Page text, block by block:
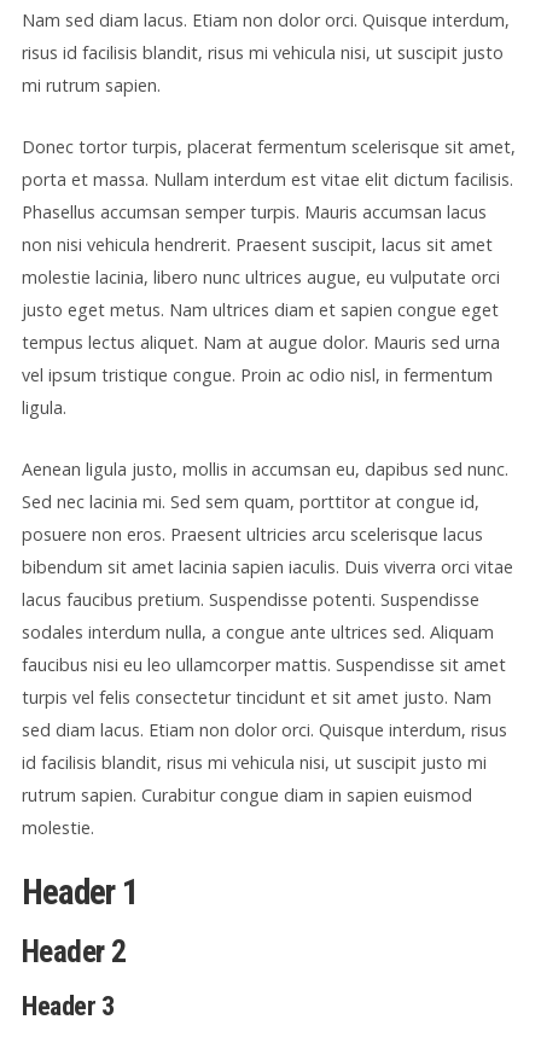
Nam sed diam lacus. Etiam non dolor orci. Quisque interdum,
risus id facilisis blandit, risus mi vehicula nisi, ut suscipit justo
mi rutrum sapien.
Donec tortor turpis, placerat fermentum scelerisque sit amet,
porta et massa. Nullam interdum est vitae elit dictum facilisis.
Phasellus accumsan semper turpis. Mauris accumsan lacus
non nisi vehicula hendrerit. Praesent suscipit, lacus sit amet
molestie lacinia, libero nunc ultrices augue, eu vulputate orci
justo eget metus. Nam ultrices diam et sapien congue eget
tempus lectus aliquet. Nam at augue dolor. Mauris sed urna
vel ipsum tristique congue. Proin ac odio nisl, in fermentum
ligula.
Aenean ligula justo, mollis in accumsan eu, dapibus sed nunc.
Sed nec lacinia mi. Sed sem quam, porttitor at congue id,
posuere non eros. Praesent ultricies arcu scelerisque lacus
bibendum sit amet lacinia sapien iaculis. Duis viverra orci vitae
lacus faucibus pretium. Suspendisse potenti. Suspendisse
sodales interdum nulla, a congue ante ultrices sed. Aliquam
faucibus nisi eu leo ullamcorper mattis. Suspendisse sit amet
turpis vel felis consectetur tincidunt et sit amet justo. Nam
sed diam lacus. Etiam non dolor orci. Quisque interdum, risus
id facilisis blandit, risus mi vehicula nisi, ut suscipit justo mi
rutrum sapien. Curabitur congue diam in sapien euismod
molestie.
Header 1
Header 2
Header 3